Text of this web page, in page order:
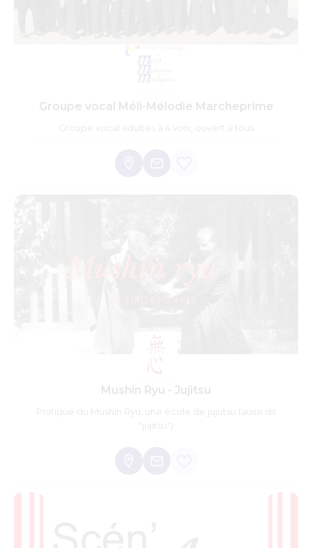
Groupe vocal Méli-Mélodie Marcheprime
Groupe vocal adultes à 4 voix, ouvert à tous
Mushin Ryu - Jujitsu
Pratique du Mushin Ryu, une école de jujutsu (aussi dit
"jujitsu")